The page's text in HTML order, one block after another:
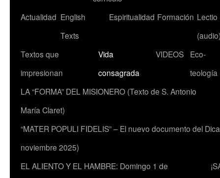
Actualidad English
Texts
Espiritualidad Formación Lectio
Textos que
impresionan
Vida
consagrada
VIDEOS
Eco-
teología
LA “FORMA” DEL MISIONERO (Texto de S. Antonio
María Claret)
“MATER POPULI FIDELIS” – El nuevo documento del
noviembre 2025)
EL ALIENTO Y EL HAMBRE: Domingo 1 de